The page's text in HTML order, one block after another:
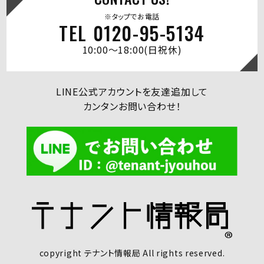
※タップでお電話
TEL 0120-95-5134
10:00～18:00(日祝休)
LINE公式アカウントを友達追加して
カンタンお問い合わせ！
copyright テナント情報局 All rights reserved.